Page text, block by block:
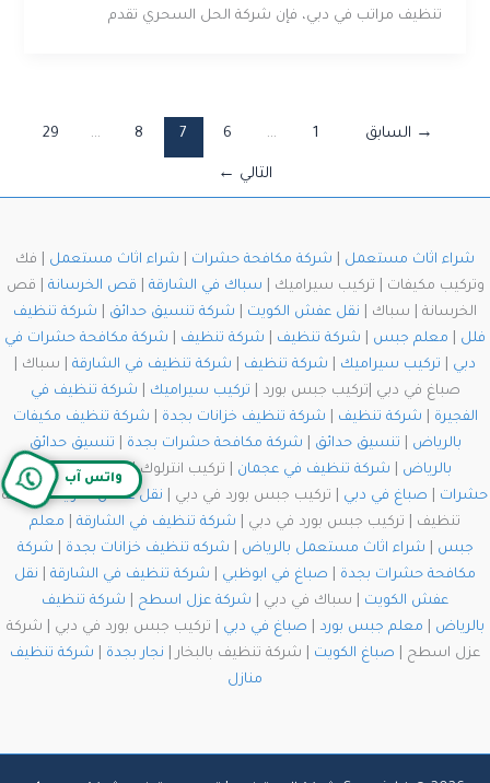
تنظيف مراتب في دبي، فإن شركة الحل السحري تقدم
→ السابق 1
…
6
7
8
…
29
التالي ←
شراء اثاث مستعمل شركة مكافحة حشرات شراء اثاث مستعمل | فك
وتركيب مكيفات | تركيب سيراميك | سباك في الشارقة قص الخرسانة | قص
الخرسانة | سباك | نقل عفش الكويت شركة تنسيق حدائق
شركة تنظيف
فلل
معلم جبس شركة تنظيف شركة تنظيف
شركة مكافحة حشرات في
دبي
تركيب سيراميك شركة تنظيف شركة تنظيف في الشارقة | سباك |
صباغ في دبي |تركيب جبس بورد | تركيب سيراميك
شركة تنظيف في
الفجيرة
شركة تنظيف شركة تنظيف خزانات بجدة
شركة تنظيف مكيفات
بالرياض
تنسيق حدائق شركة مكافحة حشرات بجدة
تنسيق حدائق
بالرياض
شركة تنظيف في عجمان | تركيب انترلوك | شركة مكافحة
حشرات
صباغ في دبي | تركيب جبس بورد في دبي | نقل عفش الكويت| شركة
تنظيف | تركيب جبس بورد في دبي | شركة تنظيف في الشارقة
معلم
جبس
شراء اثاث مستعمل بالرياض شركه تنظيف خزانات بجدة
شركة
مكافحة حشرات بجدة
صباغ في ابوظبي شركة تنظيف في الشارقة
نقل
عفش الكويت | سباك في دبي | شركة عزل اسطح
شركة تنظيف
بالرياض
معلم جبس بورد صباغ في دبي
| تركيب جبس بورد في دبي | شركة
عزل اسطح | صباغ الكويت | شركة تنظيف بالبخار | نجار بجدة
شركة تنظيف
منازل
واتس آب